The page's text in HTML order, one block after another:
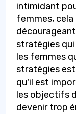
intimidant
femmes,
stratégies qui
les femmes
stratégies est
qu'il est
les objectifs
devenir trop